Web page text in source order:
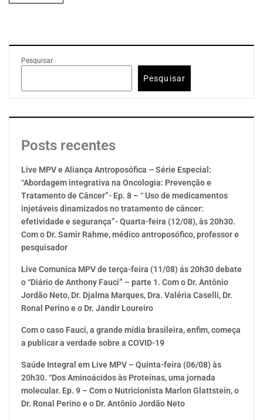
Pesquisar
Pesquisar
Posts recentes
Live MPV e Aliança Antroposófica – Série Especial:
“Abordagem integrativa na Oncologia: Prevenção e
Tratamento de Câncer”- Ep. 8 – “ Uso de medicamentos
injetáveis dinamizados no tratamento de câncer:
efetividade e segurança”- Quarta-feira (12/08), às 20h30.
Com o Dr. Samir Rahme, médico antroposófico, professor e
pesquisador
Live Comunica MPV de terça-feira (11/08) ás 20h30 debate
o “Diário de Anthony Fauci” – parte 1. Com o Dr. Antônio
Jordão Neto, Dr. Djalma Marques, Dra. Valéria Caselli, Dr.
Ronal Perino e o Dr. Jandir Loureiro
Com o caso Fauci, a grande mídia brasileira, enfim, começa
a publicar a verdade sobre a COVID-19
Saúde Integral em Live MPV – Quinta-feira (06/08) às
20h30. “Dos Aminoácidos às Proteínas, uma jornada
molecular. Ep. 9 – Com o Nutricionista Marlon Glattstein, o
Dr. Ronal Perino e o Dr. Antônio Jordão Neto